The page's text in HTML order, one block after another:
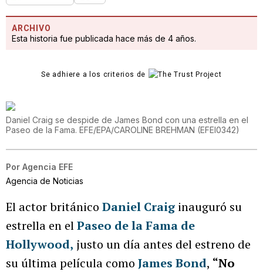
ARCHIVO
Esta historia fue publicada hace más de 4 años.
Se adhiere a los criterios de
Daniel Craig se despide de James Bond con una estrella en el
Paseo de la Fama. EFE/EPA/CAROLINE BREHMAN (EFEI0342)
Por Agencia EFE
Agencia de Noticias
El actor británico Daniel Craig inauguró su
estrella en elPaseo de la Fama de
Hollywood, justo un día antes del estreno de
su última película como James Bond, “No